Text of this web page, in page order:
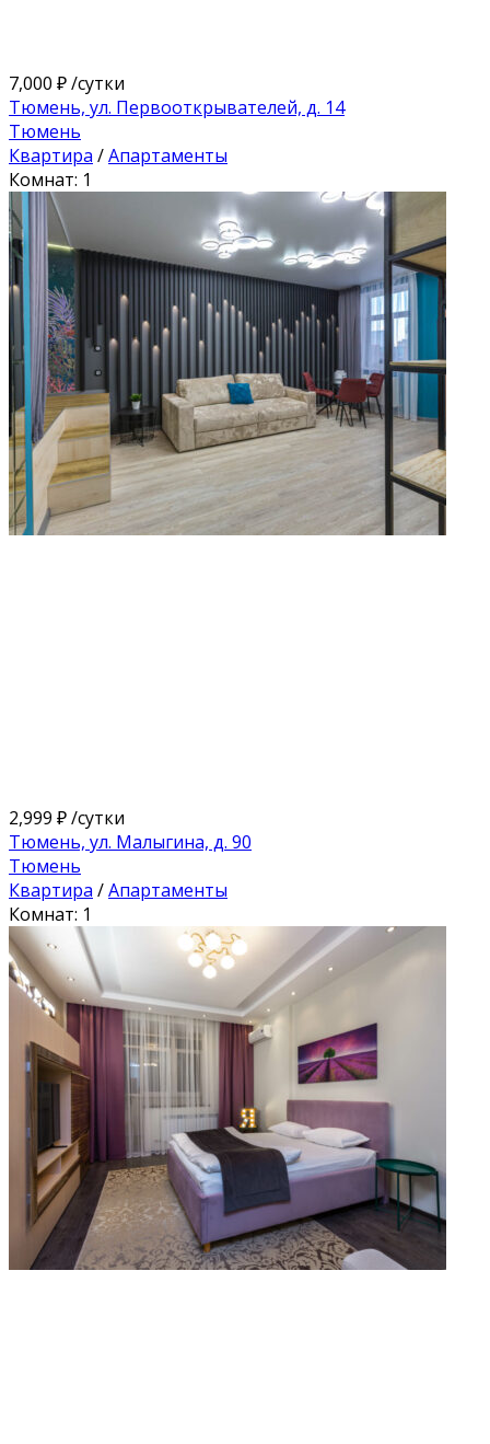
7,000 ₽/сутки
Тюмень, ул. Первооткрывателей, д. 14
Тюмень
Квартира /Апартаменты
Комнат: 1
2,999 ₽/сутки
Тюмень, ул. Малыгина, д. 90
Тюмень
Квартира /Апартаменты
Комнат: 1